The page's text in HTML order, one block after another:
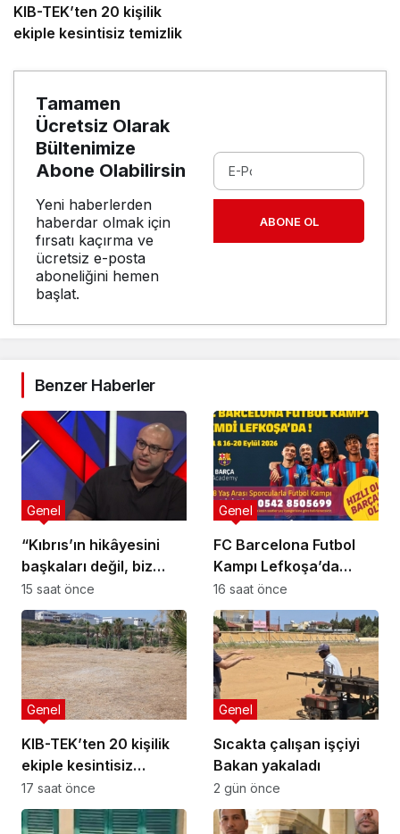
KIB-TEK’ten 20 kişilik
ekiple kesintisiz temizlik
Tamamen
Ücretsiz Olarak
Bültenimize
Abone Olabilirsin
Yeni haberlerden
haberdar olmak için
fırsatı kaçırma ve
ücretsiz e-posta
aboneliğini hemen
başlat.
ABONE OL
Benzer Haberler
“Kıbrıs’ın hikâyesini
başkaları değil, biz
anlatmalıyız”
Genel
15 saat önce
FC Barcelona Futbol
Kampı Lefkoşa’da
Başlıyor
Genel
16 saat önce
KIB-TEK’ten 20 kişilik
ekiple kesintisiz
temizlik
Genel
17 saat önce
Sıcakta çalışan işçiyi
Bakan yakaladı
Genel
2 gün önce